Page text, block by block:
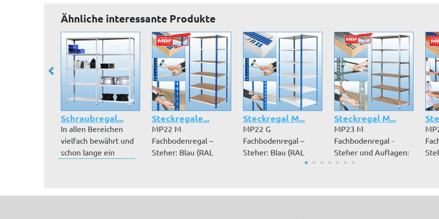
Ähnliche interessante Produkte
Schraubregal...
In allen Bereichen
vielfach bewährt und
schon lange ein
Steckregale...
MP22 M
Fachbodenregal –
Steher: Blau (RAL
Steckregal M...
MP22 G
Fachbodenregal –
Steher: Blau (RAL
5019) und Auflagen:
Steckregal M...
MP23 M
Fachbodenregal -
Steher und Auflagen:
verzinkt -